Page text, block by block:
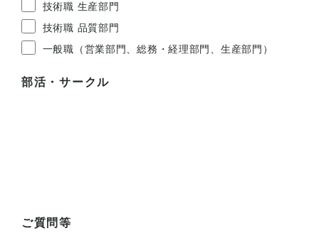
技術職 生産部門
技術職 品質部門
一般職（営業部門、総務・経理部門、生産部門）
部活・サークル
ご質問等